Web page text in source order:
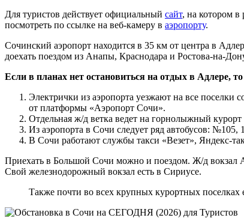
Для туристов действует официальный сайт, на котором в
посмотреть по ссылке на веб-камеру в аэропорту.
Сочинский аэропорт находится в 35 км от центра в
доехать поездом из Анапы, Краснодара и Ростова-на-
Если в планах нет остановиться на отдых в Адлере,
Электрички из аэропорта уезжают на все поселки
от платформы «Аэропорт Сочи».
Отдельная ж/д ветка ведет на горнолыжный
Из аэропорта в Сочи следует ряд автобусов: №105,
В Сочи работают службы такси «Везет», Яндекс-
Приехать в Большой Сочи можно и поездом. Ж/д вокзал
Свой железнодорожный вокзал есть в Сириусе.
Также почти во всех крупных курортных